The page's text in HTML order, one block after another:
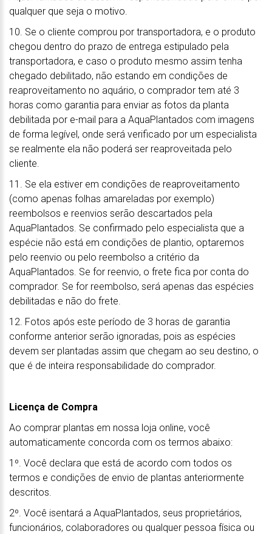
qualquer que seja o motivo.
10. Se o cliente comprou por transportadora, e o produto
chegou dentro do prazo de entrega estipulado pela
transportadora, e caso o produto mesmo assim tenha
chegado debilitado, não estando em condições de
reaproveitamento no aquário, o comprador tem até 3
horas como garantia para enviar as fotos da planta
debilitada por e-mail para a AquaPlantados com imagens
de forma legível, onde será verificado por um especialista
se realmente ela não poderá ser reaproveitada pelo
cliente.
11. Se ela estiver em condições de reaproveitamento
(como apenas folhas amareladas por exemplo)
reembolsos e reenvios serão descartados pela
AquaPlantados. Se confirmado pelo especialista que a
espécie não está em condições de plantio, optaremos
pelo reenvio ou pelo reembolso a critério da
AquaPlantados. Se for reenvio, o frete fica por conta do
comprador. Se for reembolso, será apenas das espécies
debilitadas e não do frete.
12. Fotos após este período de 3 horas de garantia
conforme anterior serão ignoradas, pois as espécies
devem ser plantadas assim que chegam ao seu destino, o
que é de inteira responsabilidade do comprador.
Licença de Compra
Ao comprar plantas em nossa loja online, você
automaticamente concorda com os termos abaixo:
1º. Você declara que está de acordo com todos os
termos e condições de envio de plantas anteriormente
descritos.
2º. Você isentará a AquaPlantados, seus proprietários,
funcionários, colaboradores ou qualquer pessoa física ou